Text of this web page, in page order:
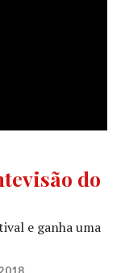
do
e ganha uma
DOOM: